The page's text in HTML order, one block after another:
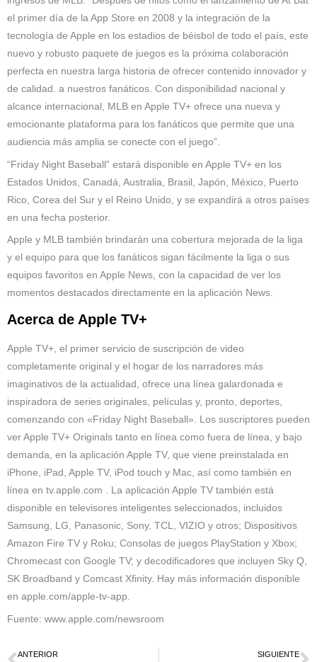
el primer día de la App Store en 2008 y la integración de la
tecnología de Apple en los estadios de béisbol de todo el país, este
nuevo y robusto paquete de juegos es la próxima colaboración
perfecta en nuestra larga historia de ofrecer contenido innovador y
de calidad. a nuestros fanáticos. Con disponibilidad nacional y
alcance internacional, MLB en Apple TV+ ofrece una nueva y
emocionante plataforma para los fanáticos que permite que una
audiencia más amplia se conecte con el juego”.
“Friday Night Baseball” estará disponible en Apple TV+ en los
Estados Unidos, Canadá, Australia, Brasil, Japón, México, Puerto
Rico, Corea del Sur y el Reino Unido, y se expandirá a otros países
en una fecha posterior.
Apple y MLB también brindarán una cobertura mejorada de la liga
y el equipo para que los fanáticos sigan fácilmente la liga o sus
equipos favoritos en Apple News, con la capacidad de ver los
momentos destacados directamente en la aplicación News.
Acerca de Apple TV+
Apple TV+, el primer servicio de suscripción de video
completamente original y el hogar de los narradores más
imaginativos de la actualidad, ofrece una línea galardonada e
inspiradora de series originales, películas y, pronto, deportes,
comenzando con «Friday Night Baseball». Los suscriptores pueden
ver Apple TV+ Originals tanto en línea como fuera de línea, y bajo
demanda, en la aplicación Apple TV, que viene preinstalada en
iPhone, iPad, Apple TV, iPod touch y Mac, así como también en
línea en tv.apple.com . La aplicación Apple TV también está
disponible en televisores inteligentes seleccionados, incluidos
Samsung, LG, Panasonic, Sony, TCL, VIZIO y otros; Dispositivos
Amazon Fire TV y Roku; Consolas de juegos PlayStation y Xbox;
Chromecast con Google TV; y decodificadores que incluyen Sky Q,
SK Broadband y Comcast Xfinity. Hay más información disponible
en apple.com/apple-tv-app.
Fuente: www.apple.com/newsroom
ANTERIOR SIGUIENTE